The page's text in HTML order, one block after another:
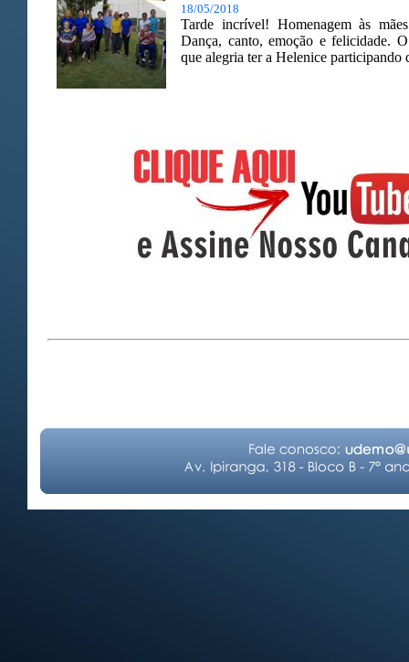
18/05/2018
Tarde incrível! Homenagem às
Dança, canto, emoção e felicidade.
que alegria ter a Helenice participando